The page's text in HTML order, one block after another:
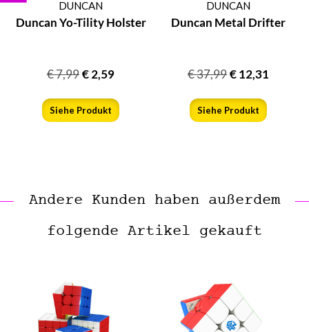
DUNCAN
Duncan Yo-Tility Holster
€7,99€2,59
Siehe Produkt
DUNCAN
Duncan Metal Drifter
€37,99€12,31
Siehe Produkt
Andere Kunden haben außerdem
folgende Artikel gekauft